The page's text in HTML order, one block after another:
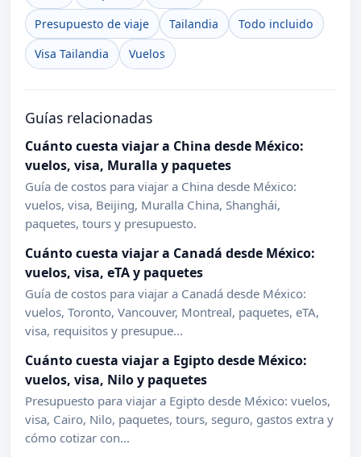
Presupuesto de viaje
Tailandia
Todo incluido
Visa Tailandia
Vuelos
Guías relacionadas
Cuánto cuesta viajar a China desde México:
vuelos, visa, Muralla y paquetes
Guía de costos para viajar a China desde México:
vuelos, visa, Beijing, Muralla China, Shanghái,
paquetes, tours y presupuesto.
Cuánto cuesta viajar a Canadá desde México:
vuelos, visa, eTA y paquetes
Guía de costos para viajar a Canadá desde México:
vuelos, Toronto, Vancouver, Montreal, paquetes, eTA,
visa, requisitos y presupue...
Cuánto cuesta viajar a Egipto desde México:
vuelos, visa, Nilo y paquetes
Presupuesto para viajar a Egipto desde México: vuelos,
visa, Cairo, Nilo, paquetes, tours, seguro, gastos extra y
cómo cotizar con...